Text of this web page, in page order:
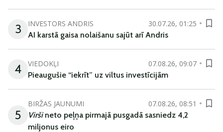
3 INVESTORS ANDRIS
30.07.26, 01:25
AI karstā gaisa nolaišanu sajūt arī Andris
4 VIEDOKĻI
07.08.26, 09:07
Pieaugušie “iekrīt” uz viltus investīcijām
5
BIRŽAS JAUNUMI
07.08.26, 08:51
Viršineto peļņa pirmajā pusgadā sasniedz 4,2
miljonus eiro